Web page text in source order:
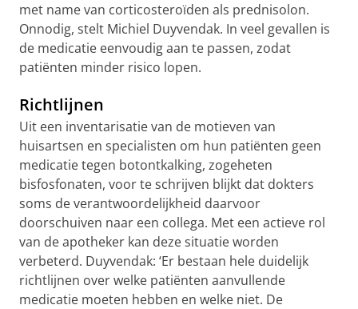
met name van corticosteroïden als prednisolon.
Onnodig, stelt Michiel Duyvendak. In veel gevallen is
de medicatie eenvoudig aan te passen, zodat
patiënten minder risico lopen.
Richtlijnen
Uit een inventarisatie van de motieven van
huisartsen en specialisten om hun patiënten geen
medicatie tegen botontkalking, zogeheten
bisfosfonaten, voor te schrijven blijkt dat dokters
soms de verantwoordelijkheid daarvoor
doorschuiven naar een collega. Met een actieve rol
van de apotheker kan deze situatie worden
verbeterd. Duyvendak: ‘Er bestaan hele duidelijk
richtlijnen over welke patiënten aanvullende
medicatie moeten hebben en welke niet. De